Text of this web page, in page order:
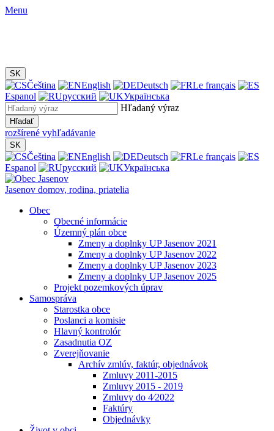
Menu
SK
Čeština English Deutsch
Le français
Espanol
русский
Українська
Hľadaný výraz
Hľadať
rozšírené vyhľadávanie
SK
Čeština English Deutsch
Le français
Espanol
русский Українська
Jasenov domov, rodina, priatelia
Obec
Obecné informácie
Územný plán obce
Zmeny a doplnky UP Jasenov 2021
Zmeny a doplnky UP Jasenov 2022
Zmeny a doplnky UP Jasenov 2023
Zmeny a doplnky UP Jasenov 2025
Projekt pozemkových úprav
Samospráva
Starostka obce
Poslanci a komisie
Hlavný kontrolór
Zasadnutia OZ
Zverejňovanie
Archív zmlúv, faktúr, objednávok
Zmluvy 2011-2015
Zmluvy 2015 - 2019
Zmluvy do 4⁄2022
Faktúry
Objednávky